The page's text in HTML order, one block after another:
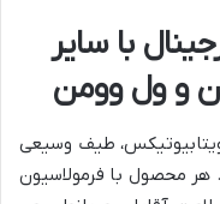
با سایر
و ول وومن
طیف وسیعی
محصول با فرمولاسیون